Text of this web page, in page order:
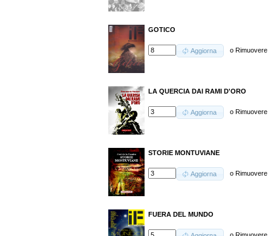
GOTICO
Aggiorna oRimuovere
LA QUERCIA DAI RAMI D'ORO
Aggiorna oRimuovere
STORIE MONTUVIANE
Aggiorna oRimuovere
FUERA DEL MUNDO